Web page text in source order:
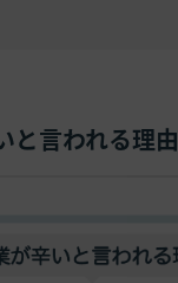
と言われる理由